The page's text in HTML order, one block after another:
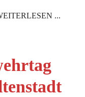
...